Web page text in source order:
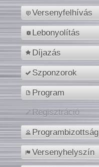
Versenyfelhívás
Lebonyolítás
Díjazás
Szponzorok
Program
Regisztráció
Programbizottság
Versenyhelyszín